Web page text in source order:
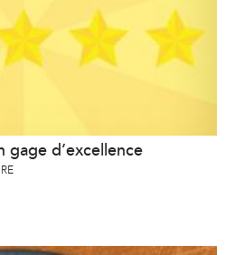
gage d’excellence